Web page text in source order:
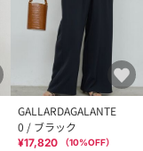
GALLARDAGALANTE
0 / ブラック
¥17,820 （10%OFF）